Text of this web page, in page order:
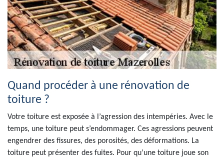
Quand procéder à une rénovation de
toiture ?
Votre toiture est exposée à l’agression des intempéries. Avec le
temps, une toiture peut s’endommager. Ces agressions peuvent
engendrer des fissures, des porosités, des déformations. La
toiture peut présenter des fuites. Pour qu’une toiture joue son